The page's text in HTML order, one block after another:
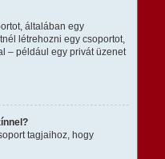
általában egy
létrehozni egy csoportot,
– például egy privát üzenet
tagjaihoz, hogy